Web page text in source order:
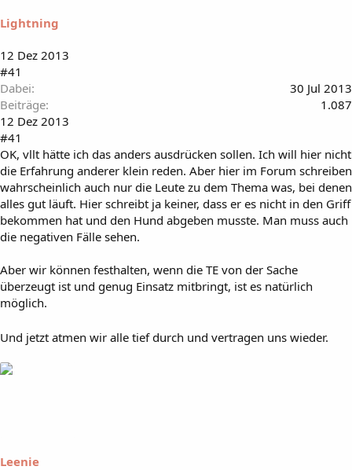
Lightning
12 Dez 2013
#41
Dabei
30 Jul 2013
Beiträge
1.087
12 Dez 2013
#41
OK, vllt hätte ich das anders ausdrücken sollen. Ich will hier nicht
die Erfahrung anderer klein reden. Aber hier im Forum schreiben
wahrscheinlich auch nur die Leute zu dem Thema was, bei denen
alles gut läuft. Hier schreibt ja keiner, dass er es nicht in den Griff
bekommen hat und den Hund abgeben musste. Man muss auch
die negativen Fälle sehen.
Aber wir können festhalten, wenn die TE von der Sache
überzeugt ist und genug Einsatz mitbringt, ist es natürlich
möglich.
Und jetzt atmen wir alle tief durch und vertragen uns wieder.
Leenie